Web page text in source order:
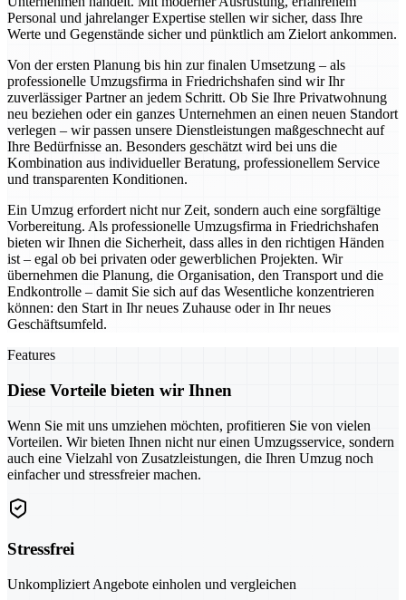
Personal und jahrelanger Expertise stellen wir sicher, dass Ihre
Werte und Gegenstände sicher und pünktlich am Zielort ankommen.
Von der ersten Planung bis hin zur finalen Umsetzung – als
professionelle Umzugsfirma in Friedrichshafen sind wir Ihr
zuverlässiger Partner an jedem Schritt. Ob Sie Ihre Privatwohnung
neu beziehen oder ein ganzes Unternehmen an einen neuen Standort
verlegen – wir passen unsere Dienstleistungen maßgeschnecht auf
Ihre Bedürfnisse an. Besonders geschätzt wird bei uns die
Kombination aus individueller Beratung, professionellem Service
und transparenten Konditionen.
Ein Umzug erfordert nicht nur Zeit, sondern auch eine sorgfältige
Vorbereitung. Als professionelle Umzugsfirma in Friedrichshafen
bieten wir Ihnen die Sicherheit, dass alles in den richtigen Händen
ist – egal ob bei privaten oder gewerblichen Projekten. Wir
übernehmen die Planung, die Organisation, den Transport und die
Endkontrolle – damit Sie sich auf das Wesentliche konzentrieren
können: den Start in Ihr neues Zuhause oder in Ihr neues
Geschäftsumfeld.
Features
Diese Vorteile bieten wir Ihnen
Wenn Sie mit uns umziehen möchten, profitieren Sie von vielen
Vorteilen. Wir bieten Ihnen nicht nur einen Umzugsservice, sondern
auch eine Vielzahl von Zusatzleistungen, die Ihren Umzug noch
einfacher und stressfreier machen.
Stressfrei
Unkompliziert Angebote einholen und vergleichen